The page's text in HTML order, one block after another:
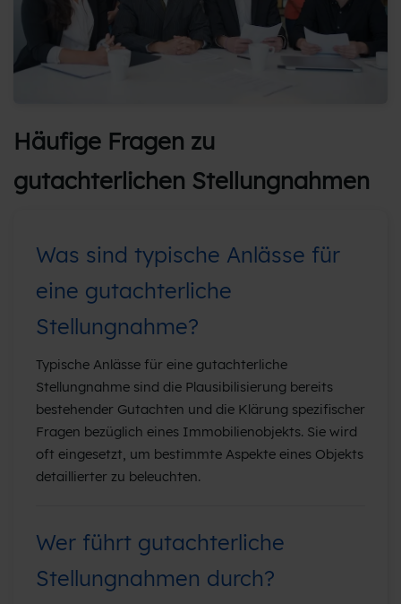
Häufige Fragen zu
gutachterlichen Stellungnahmen
Was sind typische Anlässe für
eine gutachterliche
Stellungnahme?
Typische Anlässe für eine gutachterliche
Stellungnahme sind die Plausibilisierung bereits
bestehender Gutachten und die Klärung spezifischer
Fragen bezüglich eines Immobilienobjekts. Sie wird
oft eingesetzt, um bestimmte Aspekte eines Objekts
detaillierter zu beleuchten.
Wer führt gutachterliche
Stellungnahmen durch?